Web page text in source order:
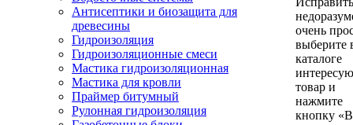
Антисептики и биозащита для
древесины
Гидроизоляция
Гидроизоляционные смеси
Мастика гидроизоляционная
Мастика для кровли
Праймер битумный
Рулонная гидроизоляция
очень
выберите
каталоге
товар и
нажмите
кнопку «В